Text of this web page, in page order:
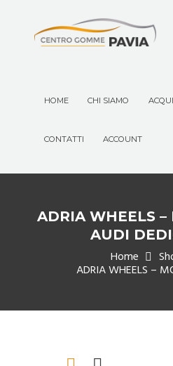
HOME CHI SIAMO
CONTATTI ACCOUNT
ADRIA WHEELS –
AUDI
Home
ADRIA WHEELS –